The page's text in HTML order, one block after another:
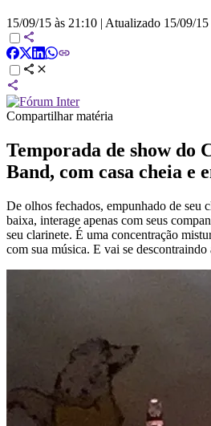
15/09/15 às 21:10 | Atualizado 15/09/
Compartilhar matéria
Temporada de show do
Band, com casa cheia e
De olhos fechados, empunhado de seu
baixa, interage apenas com seus
seu clarinete. É uma concentração
com sua música. E vai se